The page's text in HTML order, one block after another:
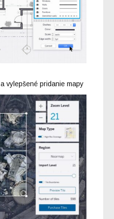
vylepšené pridanie mapy